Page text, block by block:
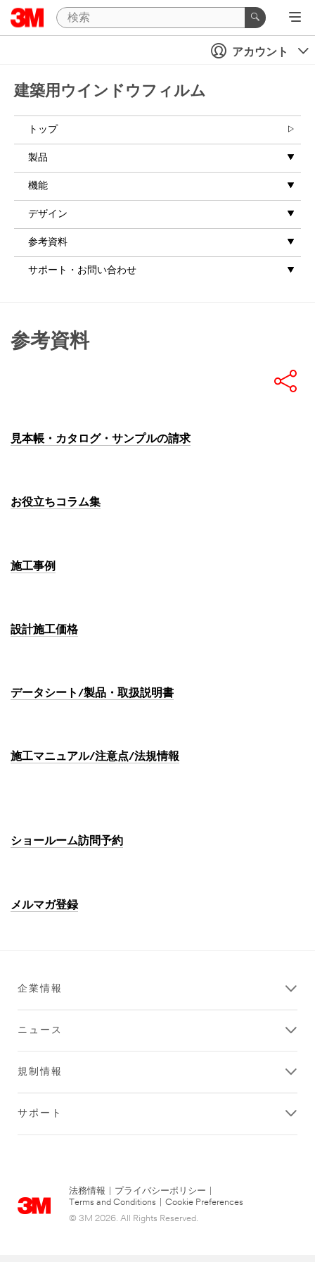
アカウント
建築用ウインドウフィルム
トップ
製品
機能
デザイン
参考資料
サポート・お問い合わせ
参考資料
見本帳・カタログ・サンプルの請求
お役立ちコラム集
施工事例
設計施工価格
データシート/製品・取扱説明書
施工マニュアル/注意点/法規情報
ショールーム訪問予約
メルマガ登録
企業情報
ニュース
規制情報
サポート
法務情報 プライバシーポリシー
Terms and Conditions
Cookie Preferences
© 3M 2026. All Rights Reserved.